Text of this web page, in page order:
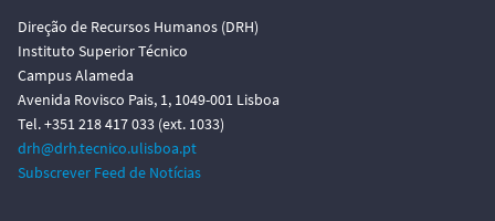
Direção de Recursos Humanos (DRH)
Instituto Superior Técnico
Campus Alameda
Avenida Rovisco Pais, 1, 1049-001 Lisboa
Tel. +351 218 417 033 (ext. 1033)
drh@drh.tecnico.ulisboa.pt
Subscrever Feed de Notícias